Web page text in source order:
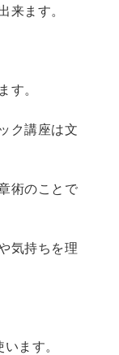
来ます。
す。
ク講座は文
術のことで
気持ちを理
ます。